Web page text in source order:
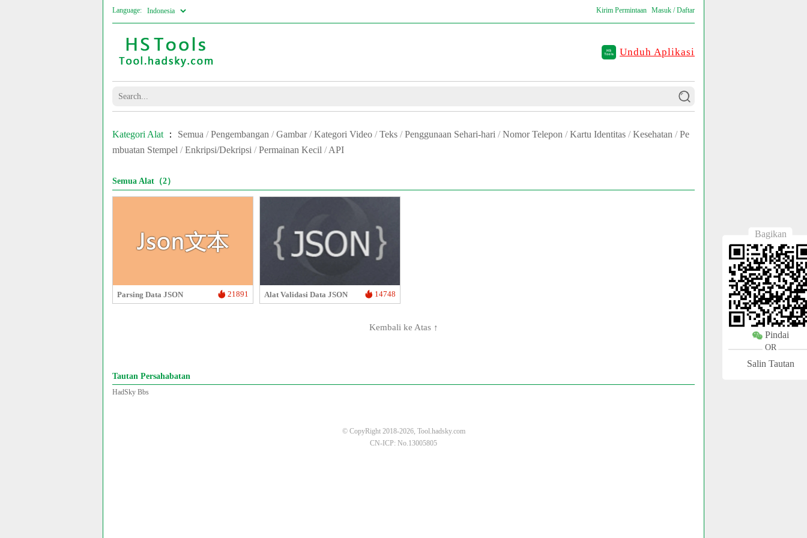
Language: Kirim Permintaan Masuk / Daftar
Unduh Aplikasi
Kategori Alat ： Semua / Pengembangan / Gambar / Kategori Video / Teks / Penggunaan Sehari-hari / Nomor Telepon / Kartu Identitas / Kesehatan / Pe
mbuatan Stempel / Enkripsi/Dekripsi / Permainan Kecil / API
Semua Alat（2）
Parsing Data JSON 21891 Alat Validasi Data JSON 14748
Kembali ke Atas ↑
Tautan Persahabatan
HadSky Bbs
© CopyRight 2018-2026, Tool.hadsky.com
CN-ICP: No.13005805
Bagikan
Pindai
OR
Salin Tautan